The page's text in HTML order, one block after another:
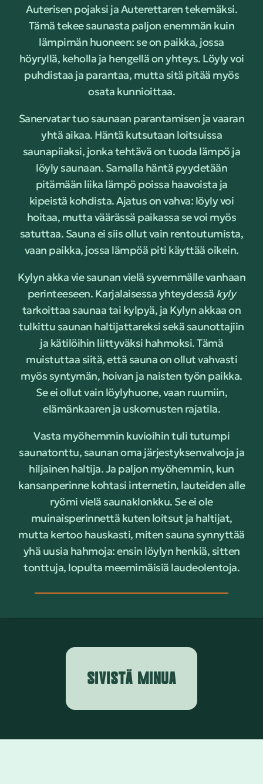
Auterisen pojaksi ja Auterettaren tekemäksi.
Tämä tekee saunasta paljon enemmän kuin
lämpimän huoneen: se on paikka, jossa
höyryllä, keholla ja hengellä on yhteys. Löyly voi
puhdistaa ja parantaa, mutta sitä pitää myös
osata kunnioittaa.
Sanervatar tuo saunaan parantamisen ja vaaran
yhtä aikaa. Häntä kutsutaan loitsuissa
saunapiiaksi, jonka tehtävä on tuoda lämpö ja
löyly saunaan. Samalla häntä pyydetään
pitämään liika lämpö poissa haavoista ja
kipeistä kohdista. Ajatus on vahva: löyly voi
hoitaa, mutta väärässä paikassa se voi myös
satuttaa. Sauna ei siis ollut vain rentoutumista,
vaan paikka, jossa lämpöä piti käyttää oikein.
Kylyn akka vie saunan vielä syvemmälle vanhaan
perinteeseen. Karjalaisessa yhteydessä kyly
tarkoittaa saunaa tai kylpyä, ja Kylyn akkaa on
tulkittu saunan haltijattareksi sekä saunottajiin
ja kätilöihin liittyväksi hahmoksi. Tämä
muistuttaa siitä, että sauna on ollut vahvasti
myös syntymän, hoivan ja naisten työn paikka.
Se ei ollut vain löylyhuone, vaan ruumiin,
elämänkaaren ja uskomusten rajatila.
Vasta myöhemmin kuvioihin tuli tutumpi
saunatonttu, saunan oma järjestyksenvalvoja ja
hiljainen haltija. Ja paljon myöhemmin, kun
kansanperinne kohtasi internetin, lauteiden alle
ryömi vielä saunaklonkku. Se ei ole
muinaisperinnettä kuten loitsut ja haltijat,
mutta kertoo hauskasti, miten sauna synnyttää
yhä uusia hahmoja: ensin löylyn henkiä, sitten
tonttuja, lopulta meemimäisiä laudeolentoja.
SIVISTÄ MINUA